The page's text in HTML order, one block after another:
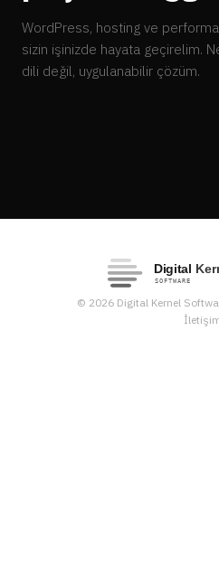
WordPress, hosting ve
sizin işinizde hayata geçirelim.
dili değil, uygulanabilir çözüm.
© 2026 Digital Kernel